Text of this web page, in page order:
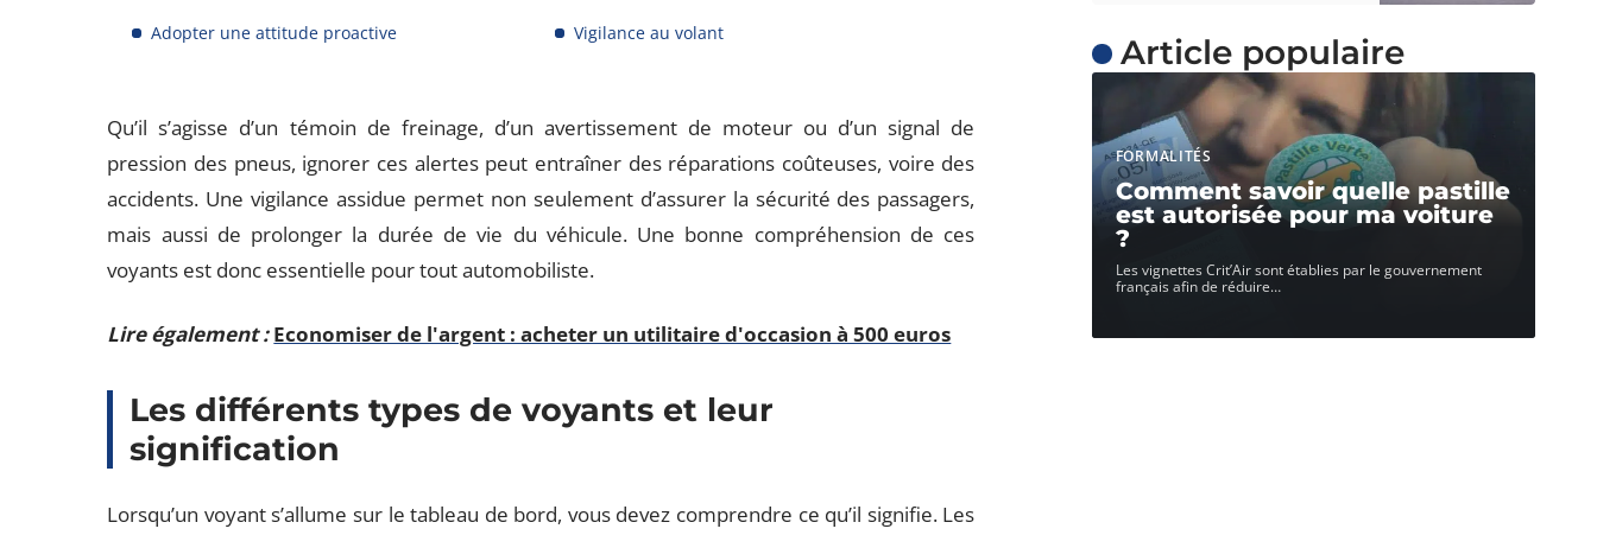
Adopter une attitude proactive Vigilance au volant
Qu’il s’agisse d’un témoin de freinage, d’un avertissement de moteur ou d’un signal de
pression des pneus, ignorer ces alertes peut entraîner des réparations coûteuses, voire des
accidents. Une vigilance assidue permet non seulement d’assurer la sécurité des passagers,
mais aussi de prolonger la durée de vie du véhicule. Une bonne compréhension de ces
voyants est donc essentielle pour tout automobiliste.
Lire également : Economiser de l'argent : acheter un utilitaire d'occasion à 500 euros
Les différents types de voyants et leur
signification
Lorsqu’un voyant s’allume sur le tableau de bord, vous devez comprendre ce qu’il signifie. Les
Article populaire
FORMALITÉS
Comment savoir quelle pastille
est autorisée pour ma voiture
?
Les vignettes Crit’Air sont établies par le gouvernement
français afin de réduire…